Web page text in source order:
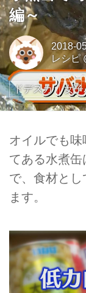
編～
2018-
レシピ
ドデスカ 女子
オイルでも
てある水煮
で、食材と
ます。